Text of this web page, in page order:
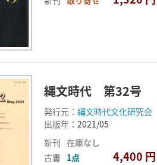
縄文時代 第32号
発行元： 縄文時代文化研究会
出版年： 2021/05
新刊 在庫なし
古書 1点 4,400 円